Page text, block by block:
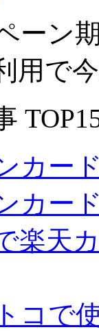
ーン
用で
カー
カー
楽天
コで